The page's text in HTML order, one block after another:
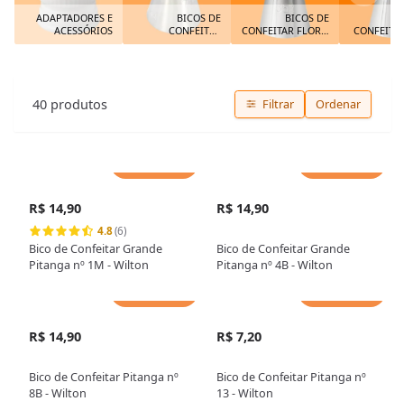
ADAPTADORES E
ACESSÓRIOS
BICOS DE
CONFEITAR
ESPECIAIS
BICOS DE
CONFEITAR FLOR E
FOLHA
40 produtos Filtrar Ordenar
R$ 14,90
4.8(6)
Bico de Confeitar Grande
Pitanga nº 1M - Wilton
R$ 14,90
Bico de Confeitar Grande
Pitanga nº 4B - Wilton
R$ 14,90
Bico de Confeitar Pitanga nº
8B - Wilton
R$ 7,20
Bico de Confeitar Pitanga nº
13 - Wilton